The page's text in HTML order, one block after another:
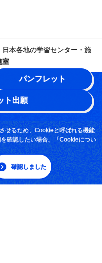
せるため、Cookieと呼ばれる機能
確認したい場合、「Cookieについ
確認しました
パンフレット
ト出願
日本各地の学習センター・施
室